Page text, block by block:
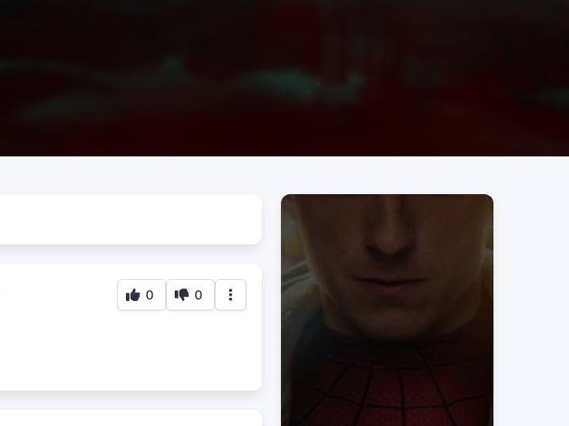
0 0